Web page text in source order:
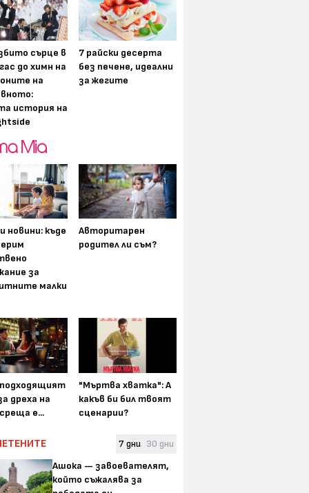
сърце в
до химн на
на
история на
7 райски десерта
без печене, идеални
за жегите
новини: къде
за
малки
Авторитарен
родител ли съм?
дреха на
е...
"Мъртва хватка": А
какъв би бил твоят
сценарии?
7 дни 30 дни
Ашока — завоевателят,
който съжалява за